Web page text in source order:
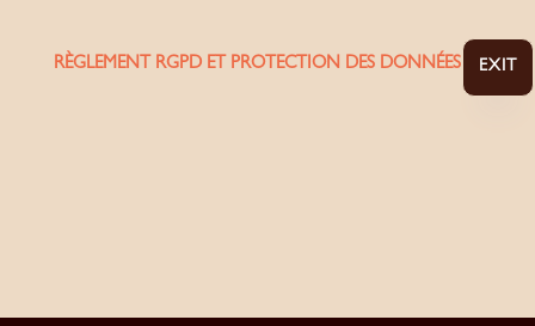
RÈGLEMENT RGPD ET PROTECTION DES DONNÉES EXIT